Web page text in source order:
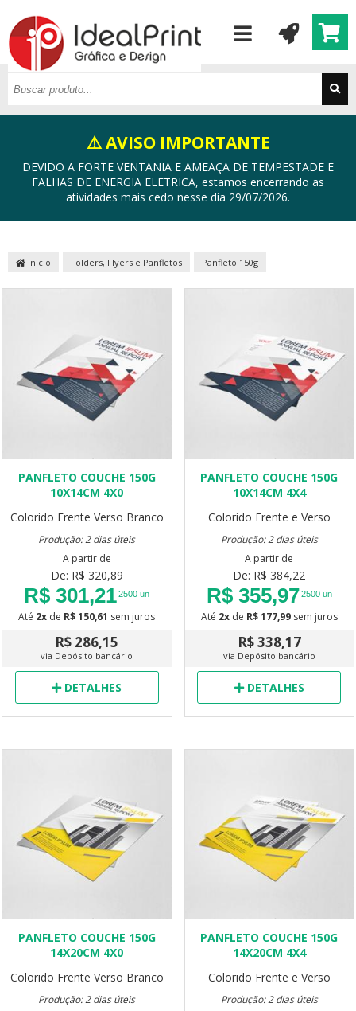
⚠️ AVISO IMPORTANTE
DEVIDO A FORTE VENTANIA E AMEAÇA DE TEMPESTADE E
FALHAS DE ENERGIA ELETRICA, estamos encerrando as
atividades mais cedo nesse dia 29/07/2026.
Início Folders, Flyers e Panfletos Panfleto 150g
PANFLETO COUCHE 150G
10X14CM 4X0
Colorido Frente Verso Branco
Produção: 2 dias úteis
A partir de
De: R$ 320,89
R$ 301,212500 un
Até 2x de R$ 150,61 sem juros
R$ 286,15
via Depósito bancário
DETALHES
PANFLETO COUCHE 150G
10X14CM 4X4
Colorido Frente e Verso
Produção: 2 dias úteis
A partir de
De: R$ 384,22
R$ 355,972500 un
Até 2xde R$ 177,99sem juros
R$ 338,17
via Depósito bancário
DETALHES
PANFLETO COUCHE 150G
14X20CM 4X0
Colorido Frente Verso Branco
Produção: 2 dias úteis
PANFLETO COUCHE 150G
14X20CM 4X4
Colorido Frente e Verso
Produção: 2 dias úteis